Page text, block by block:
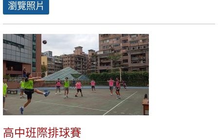
瀏覽照片
高中班際排球賽